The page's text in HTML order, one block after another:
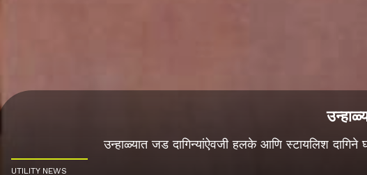
उन्हाळ्यात जड दागिन्यांऐवजी हलके आणि स्टायलिश
UTILITY NEWS